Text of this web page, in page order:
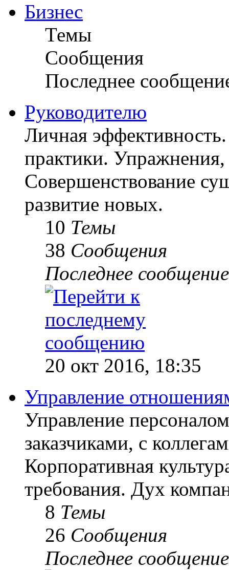
Бизнес
Темы
Сообщения
Последнее
Руководителю
Личная
практики.
Совершенствование
развитие новых.
10 Темы
38 Сообщения
Последнее сообщение
20 окт 2016, 18:35
Управление
Управление
заказчиками, с
Корпоративная
требования. Дух
8 Темы
26 Сообщения
Последнее сообщение